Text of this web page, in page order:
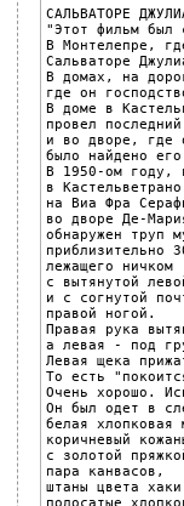
САЛЬВАТОРЕ
"Этот фильм был
В Монтелепре,
Сальваторе
В домах, на
где он
В доме в
провел
и во дворе, где
было найдено
В 1950-ом году,
в
на Виа Фра
во дворе Де-
обнаружен труп
приблизительно
лежащего ничком
с вытянутой
и с согнутой
правой ногой.
Правая рука
а левая - под
Левая щека
То есть
Очень хорошо.
Он был одет в
белая хлопковая
коричневый
с золотой
пара канвасов,
штаны цвета
полосатые